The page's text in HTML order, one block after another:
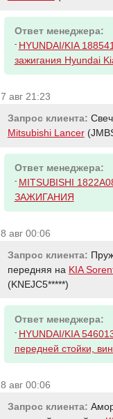
Ответ менеджера:
- HYUNDAI/KIA
зажигания Hyundai
7 авг 21:23
Запрос клиента:
Mitsubishi Lancer
Ответ менеджера:
- MITSUBISHI
ЗАЖИГАНИЯ
8 авг 00:06
Запрос клиента:
передняя на KIA
(KNEJC5*****)
Ответ менеджера:
- HYUNDAI/KIA
передней стойки,
8 авг 00:06
Запрос клиента: